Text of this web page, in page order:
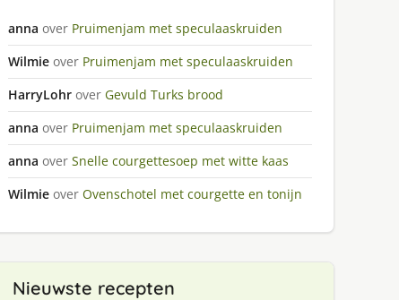
anna over Pruimenjam met speculaaskruiden
Wilmie over Pruimenjam met speculaaskruiden
HarryLohr over Gevuld Turks brood
anna over Pruimenjam met speculaaskruiden
anna over Snelle courgettesoep met witte kaas
Wilmie over Ovenschotel met courgette en tonijn
Nieuwste recepten